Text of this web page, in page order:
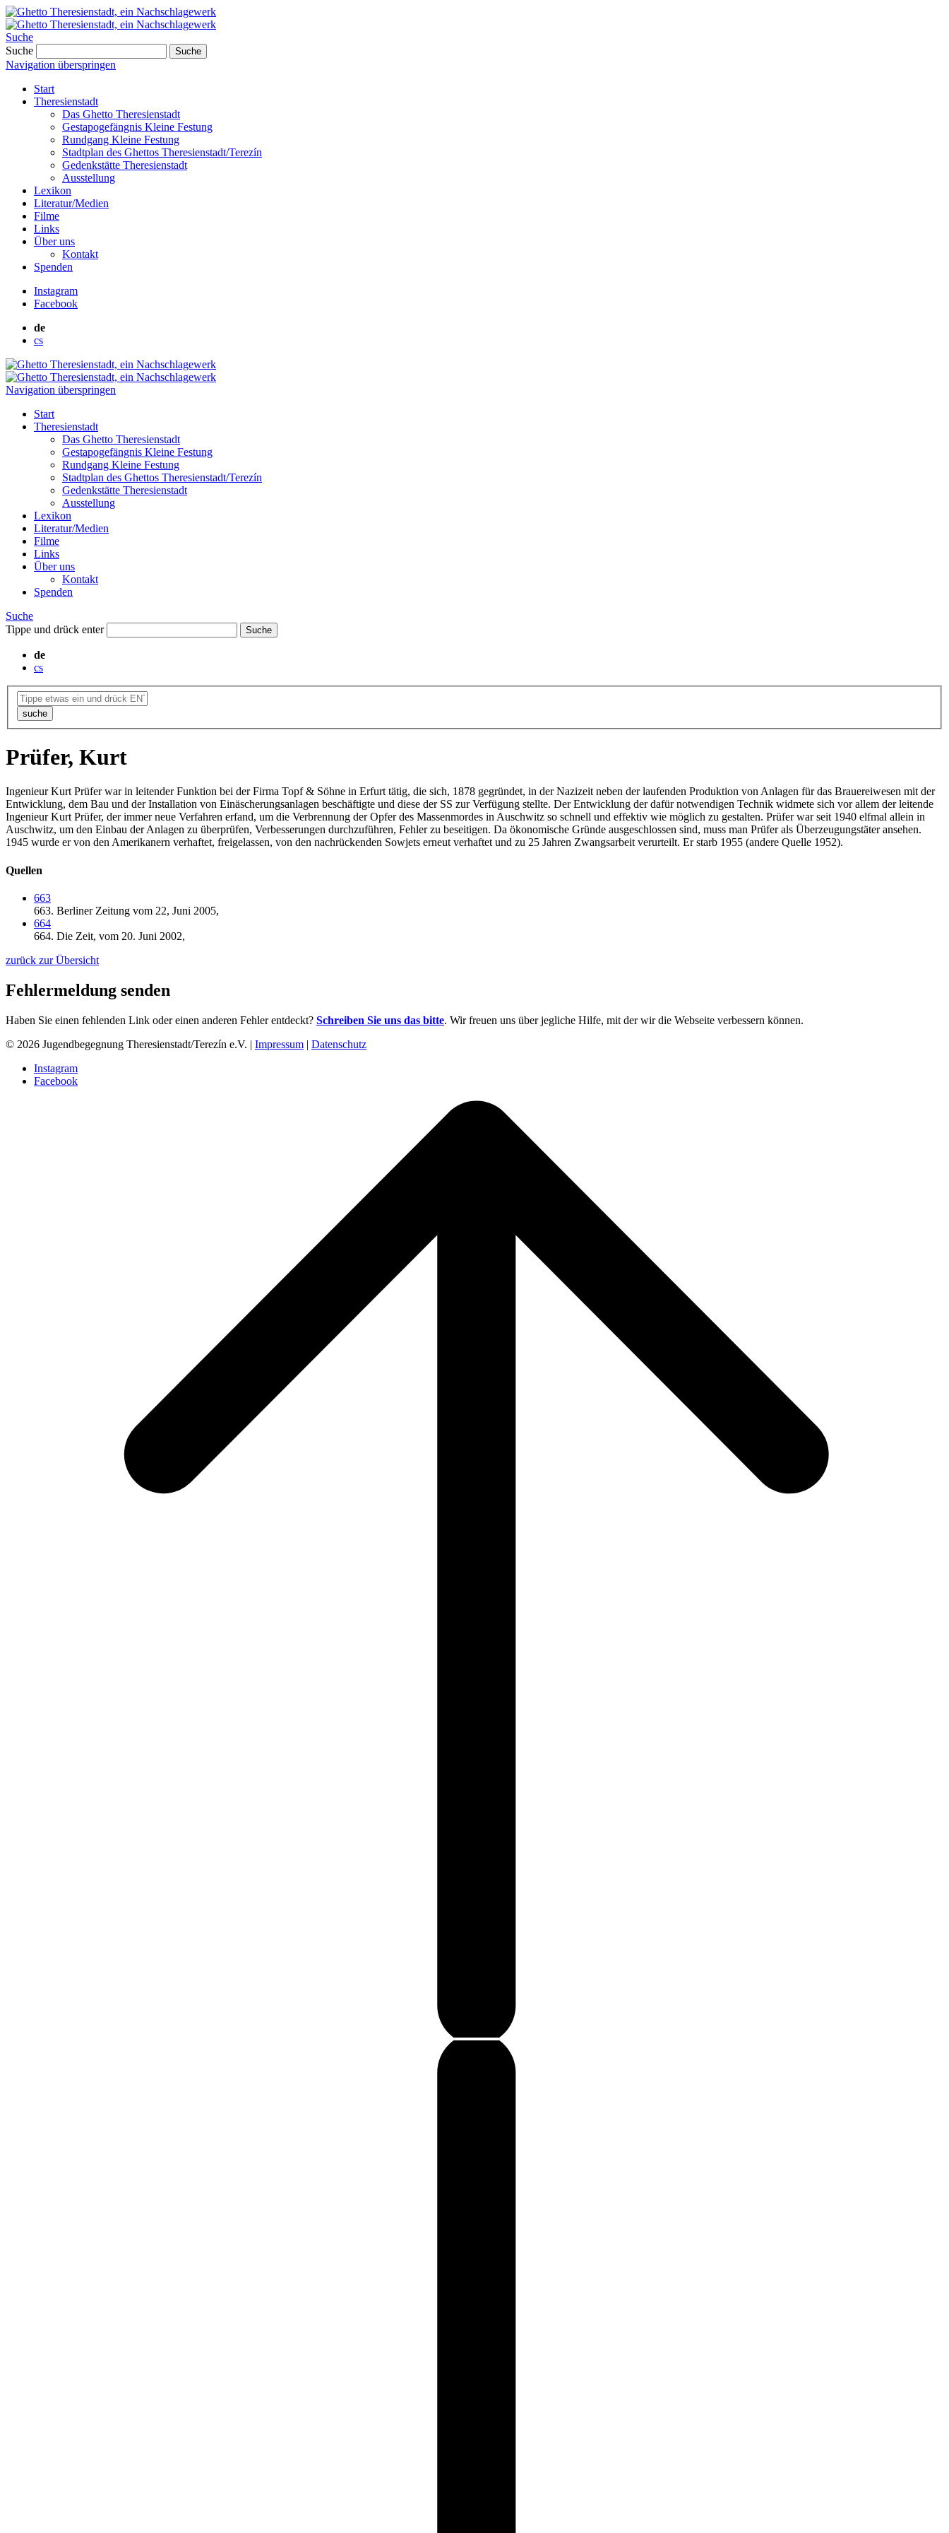
Suche
Suche
Suche
Navigation überspringen
Start
Theresienstadt
Das Ghetto Theresienstadt
Gestapogefängnis Kleine Festung
Rundgang Kleine Festung
Stadtplan des Ghettos Theresienstadt/Terezín
Gedenkstätte Theresienstadt
Ausstellung
Lexikon
Literatur/Medien
Filme
Links
Über uns
Kontakt
Spenden
Instagram
Facebook
de
cs
Navigation überspringen
Start
Theresienstadt
Das Ghetto Theresienstadt
Gestapogefängnis Kleine Festung
Rundgang Kleine Festung
Stadtplan des Ghettos Theresienstadt/Terezín
Gedenkstätte Theresienstadt
Ausstellung
Lexikon
Literatur/Medien
Filme
Links
Über uns
Kontakt
Spenden
Suche
Tippe und drück enter
Suche
de
cs
suche
Prüfer, Kurt
Ingenieur Kurt Prüfer war in leitender Funktion bei der Firma Topf & Söhne in Erfurt tätig, die sich, 1878 gegründet, in der Nazizeit neben der laufenden Produktion von Anlagen für das Brauereiwesen mit der
Entwicklung, dem Bau und der Installation von Einäscherungsanlagen beschäftigte und diese der SS zur Verfügung stellte. Der Entwicklung der dafür notwendigen Technik widmete sich vor allem der leitende
Ingenieur Kurt Prüfer, der immer neue Verfahren erfand, um die Verbrennung der Opfer des Massenmordes in Auschwitz so schnell und effektiv wie möglich zu gestalten. Prüfer war seit 1940 elfmal allein in
Auschwitz, um den Einbau der Anlagen zu überprüfen, Verbesserungen durchzuführen, Fehler zu beseitigen. Da ökonomische Gründe ausgeschlossen sind, muss man Prüfer als Überzeugungstäter ansehen.
1945 wurde er von den Amerikanern verhaftet, freigelassen, von den nachrückenden Sowjets erneut verhaftet und zu 25 Jahren Zwangsarbeit verurteilt. Er starb 1955 (andere Quelle 1952).
Quellen
663
663. Berliner Zeitung vom 22, Juni 2005,
664
664. Die Zeit, vom 20. Juni 2002,
zurück zur Übersicht
Fehlermeldung senden
Haben Sie einen fehlenden Link oder einen anderen Fehler entdeckt? Schreiben Sie uns das bitte. Wir freuen uns über jegliche Hilfe, mit der wir die Webseite verbessern können.
© 2026 Jugendbegegnung Theresienstadt/Terezín e.V. | Impressum | Datenschutz
Instagram
Facebook